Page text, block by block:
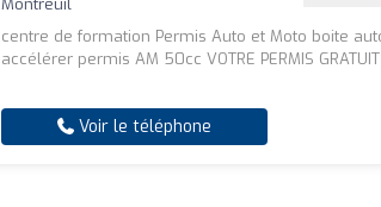
Montreuil
centre de formation Permis Auto et Moto boite
accélérer permis AM 50cc VOTRE PERMIS GRATUIT
Voir le téléphone